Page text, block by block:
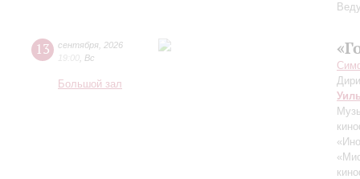
13 сентября 2026
19:00 Вс
Большой зал